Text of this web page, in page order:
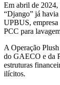
Em abril de
“Django” já
UPBUS,
PCC para
A Operação
do GAECO e da
estruturas
ilícitos.